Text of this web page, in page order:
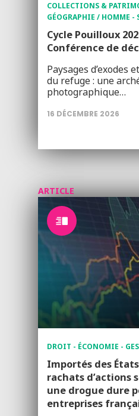
COLLECTIONS &
GÉOGRAPHIE / HOMME -
Cycle Pouilloux
Conférence de
Paysages d’exodes
du refuge : une
photographique…
16 DÉCEMBRE 2026
ARTICLE
DROIT - ÉCONOMIE -
Importés des
rachats d’actions
une drogue dure
entreprises